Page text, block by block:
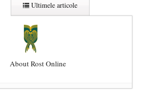
Ultimele articole
About Rost Online